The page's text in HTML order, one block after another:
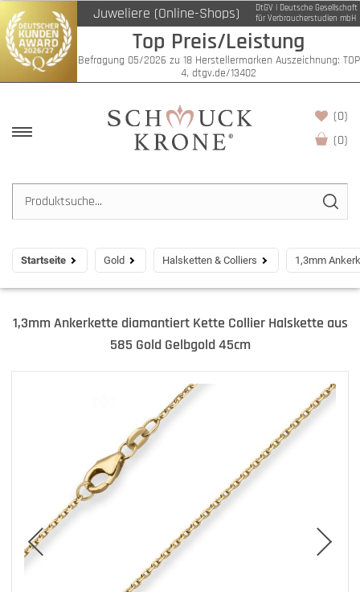
Juweliere (Online-Shops)
DtGV | Deutsche Gesellschaft
für Verbraucherstudien mbH
Top Preis/Leistung
Befragung 05/2026 zu 18 Herstellermarken Auszeichnung: TOP
4, dtgv.de/13402
(0)
(0)
Startseite Gold Halsketten & Colliers 1,3mm
1,3mm Ankerkette diamantiert Kette Collier Halskette aus
585 Gold Gelbgold 45cm